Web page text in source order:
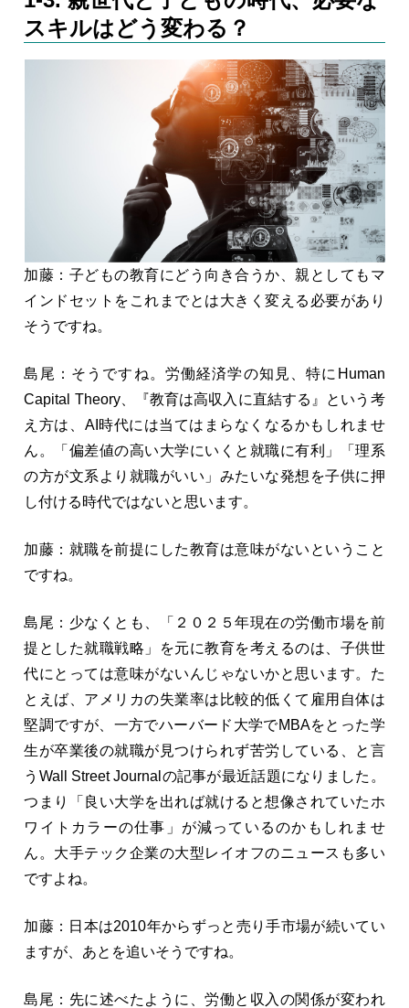
スキルはどう変わる？
加藤：子どもの教育にどう向き合うか、親としてもマ
インドセットをこれまでとは大きく変える必要があり
そうですね。
島尾：そうですね。労働経済学の知見、特にHuman
Capital Theory、『教育は高収入に直結する』という考
え方は、AI時代には当てはまらなくなるかもしれませ
ん。「偏差値の高い大学にいくと就職に有利」「理系
の方が文系より就職がいい」みたいな発想を子供に押
し付ける時代ではないと思います。
加藤：就職を前提にした教育は意味がないということ
ですね。
島尾：少なくとも、「２０２５年現在の労働市場を前
提とした就職戦略」を元に教育を考えるのは、子供世
代にとっては意味がないんじゃないかと思います。た
とえば、アメリカの失業率は比較的低くて雇用自体は
堅調ですが、一方でハーバード大学でMBAをとった学
生が卒業後の就職が見つけられず苦労している、と言
うWall Street Journalの記事が最近話題になりました。
つまり「良い大学を出れば就けると想像されていたホ
ワイトカラーの仕事」が減っているのかもしれませ
ん。大手テック企業の大型レイオフのニュースも多い
ですよね。
加藤：日本は2010年からずっと売り手市場が続いてい
ますが、あとを追いそうですね。
島尾：先に述べたように、労働と収入の関係が変われ